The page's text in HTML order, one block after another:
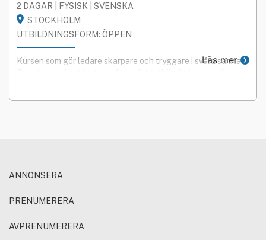
2 DAGAR | FYSISK | SVENSKA
STOCKHOLM
UTBILDNINGSFORM: ÖPPEN
Kursen som gör ledare skarpare och tryggare i svåra samtal.
Läs mer
ANNONSERA
PRENUMERERA
AVPRENUMERERA